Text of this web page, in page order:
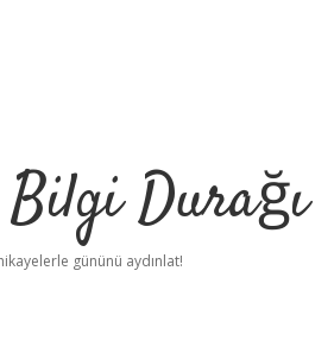
Durağı
gününü aydınlat!